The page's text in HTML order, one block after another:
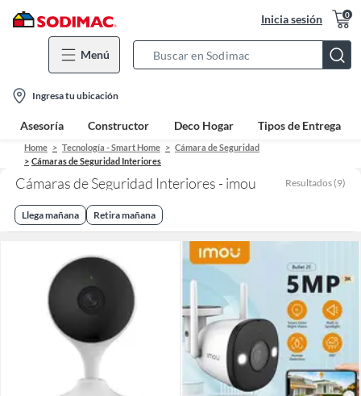
Inicia sesión 0
Menú
Bar
location-
icon
Ingresa tu ubicación
Asesoría Constructor Deco Hogar Tipos de Entrega
Home Tecnología - Smart Home
Cámara de Seguridad
Cámaras de Seguridad Interiores
Cámaras de Seguridad Interiores - imou Resultados (9)
Llega mañana Retira mañana